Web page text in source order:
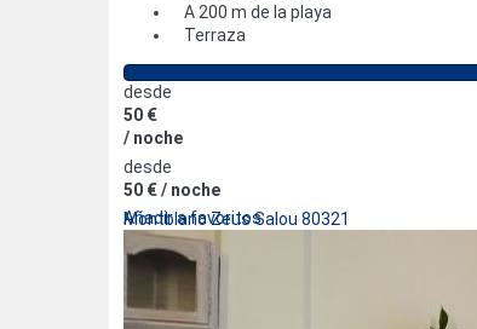
A 200 m de la playa
Terraza
desde
50 €
/ noche
desde
50 €/ noche
Montblanc Zeus Salou 80321
Añadir a favoritos